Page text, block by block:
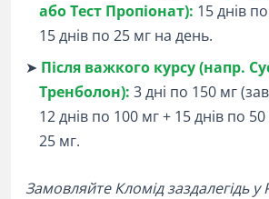
або Тест Пропіонат): 15 днів
15 днів по 25 мг на день.
➤ Після важкого курсу (напр.
Тренболон): 3 дні по 150 мг
12 днів по 100 мг + 15 днів по
25 мг.
Замовляйте Кломід заздалегідь